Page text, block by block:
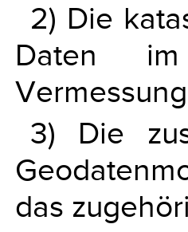
2) Die
Daten im
3) Die
das